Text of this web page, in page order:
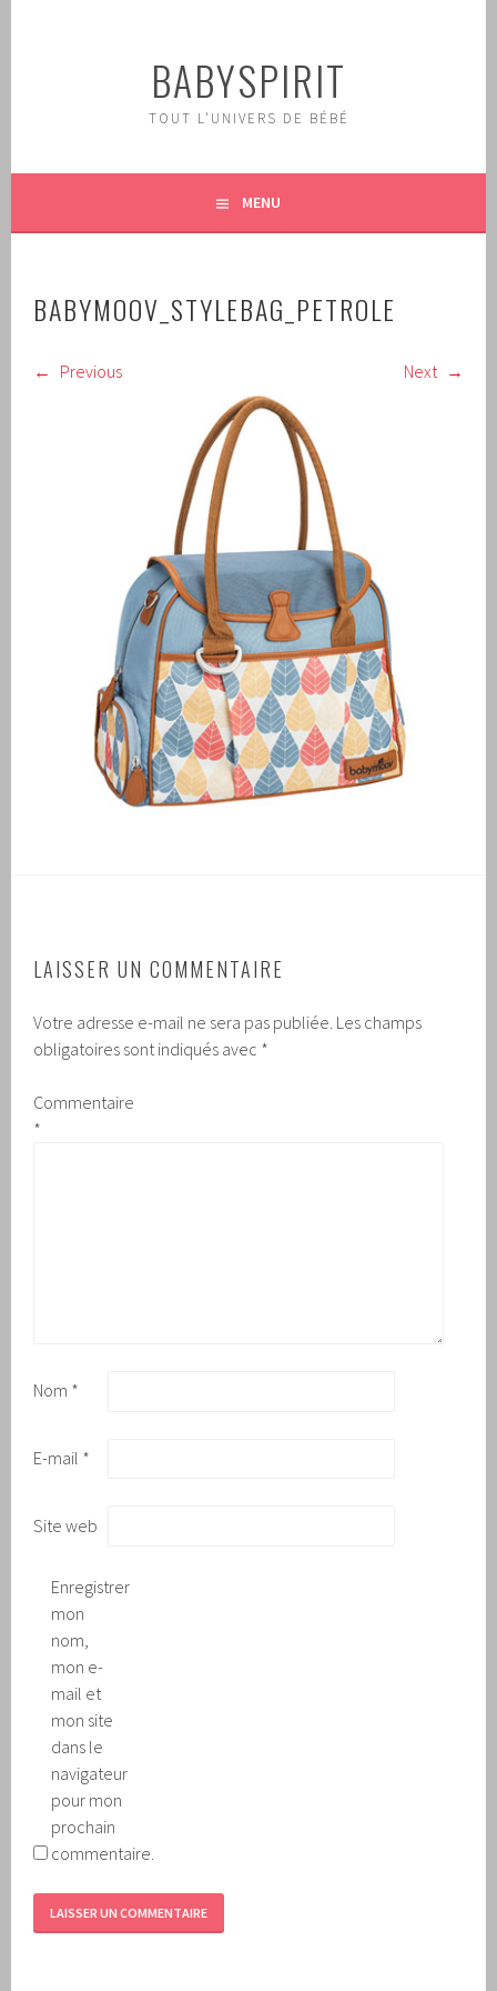
BABYSPIRIT
TOUT L'UNIVERS DE BÉBÉ
MENU
BABYMOOV_STYLEBAG_PETROLE
Previous Next
LAISSER UN COMMENTAIRE
Votre adresse e-mail ne sera pas publiée. Les champs
obligatoires sont indiqués avec *
Commentaire
*
Nom *
E-mail *
Site web
Enregistrer
mon
nom,
mon e-
mail et
mon site
dans le
navigateur
pour mon
prochain
commentaire.